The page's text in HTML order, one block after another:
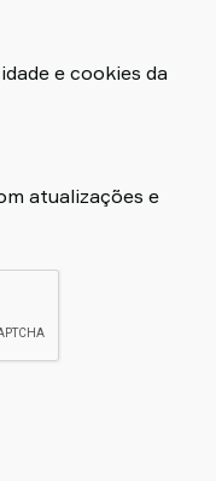
e cookies da
atualizações e